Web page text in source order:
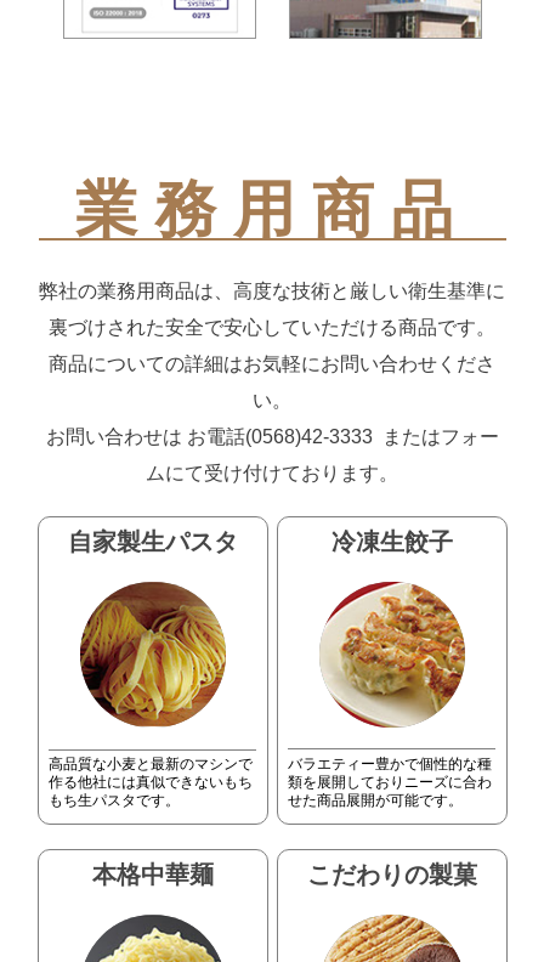
業務用商品
弊社の業務用商品は、高度な技術と厳しい衛生基準に
裏づけされた安全で安心していただける商品です。
商品についての詳細はお気軽にお問い合わせくださ
い。
お問い合わせは お電話(0568)42-3333 またはフォー
ムにて受け付けております。
自家製生パスタ
高品質な小麦と最新のマシンで
作る他社には真似できないもち
もち生パスタです。
冷凍生餃子
バラエティー豊かで個性的な種
類を展開しておりニーズに合わ
せた商品展開が可能です。
本格中華麺 こだわりの製菓